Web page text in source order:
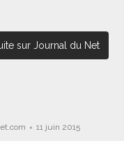
sur Journal du Net
11 juin 2015